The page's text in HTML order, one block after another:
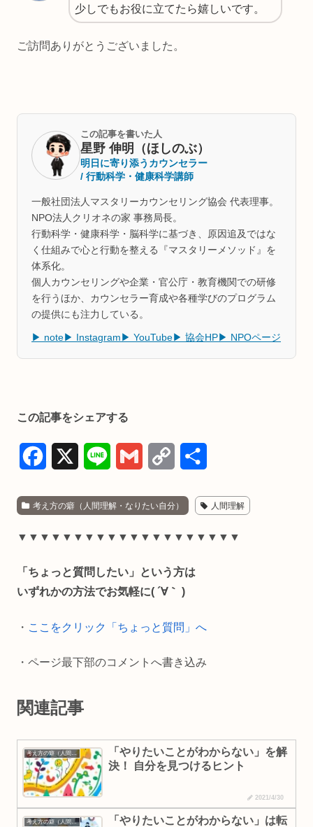
少しでもお役に立てたら嬉しいです。
ご訪問ありがとうございました。
この記事を書いた人
星野 伸明（ほしのぶ）
明日に寄り添うカウンセラー
/ 行動科学・健康科学講師
一般社団法人マスタリーカウンセリング協会 代表理事。
NPO法人クリオネの家 事務局長。
行動科学・健康科学・脳科学に基づき、原因追及ではな
く仕組みで心と行動を整える『マスタリーメソッド』を
体系化。
個人カウンセリングや企業・官公庁・教育機関での研修
を行うほか、カウンセラー育成や各種学びのプログラム
の提供にも注力している。
▶ note▶ Instagram ▶ YouTube▶ 協会HP▶ NPOページ
この記事をシェアする
c
e
o
n
e
a
i
p
y
i
考え方の癖（人間理解・なりたい自分） 人間理解
▼▼▼▼▼▼▼▼▼▼▼▼▼▼▼▼▼▼▼▼
「ちょっと質問したい」という方は
いずれかの方法でお気軽に( ´∀｀ )
・ ここをクリック「ちょっと質問」へ
・ページ最下部のコメントへ書き込み
関連記事
「やりたいことがわからない」を解
決！ 自分を見つけるヒント
2021/4/30
考え方の癖（人間理解・なりたい自分）
「やりたいことがわからない」は転